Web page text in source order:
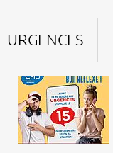
URGENCES